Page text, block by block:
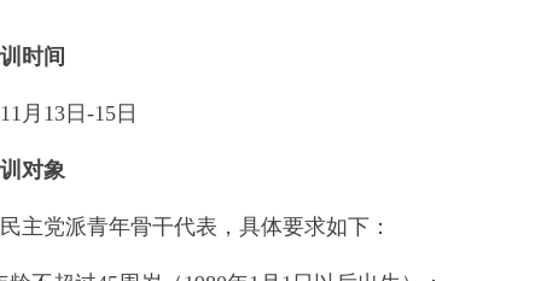
时间
11 月 13日 -15日
对象
党派青年骨干代表，具体要求如下：